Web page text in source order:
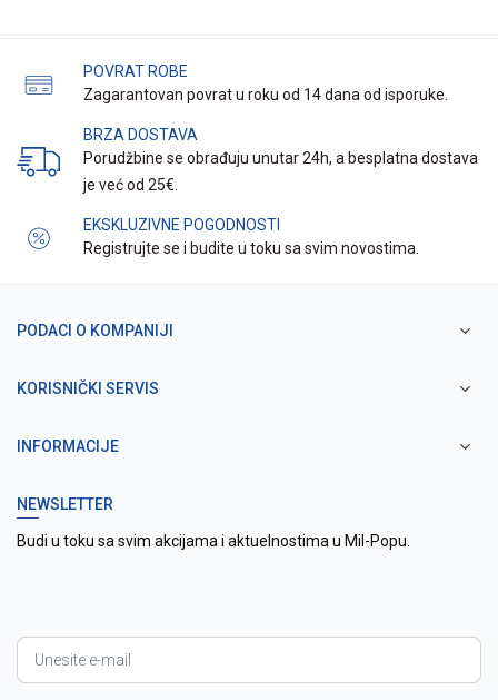
POVRAT ROBE
Zagarantovan povrat u roku od 14 dana od isporuke.
BRZA DOSTAVA
Porudžbine se obrađuju unutar 24h, a besplatna dostava
je već od 25€.
EKSKLUZIVNE POGODNOSTI
Registrujte se i budite u toku sa svim novostima.
PODACI O KOMPANIJI
KORISNIČKI SERVIS
INFORMACIJE
NEWSLETTER
Budi u toku sa svim akcijama i aktuelnostima u Mil-Popu.